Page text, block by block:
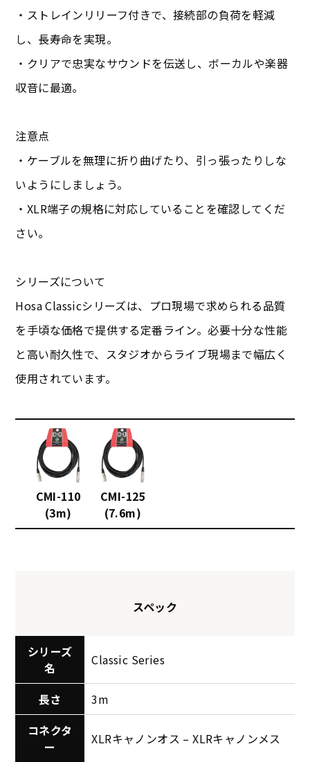
・ストレインリリーフ付きで、接続部の負荷を軽減
し、長寿命を実現。
・クリアで忠実なサウンドを伝送し、ボーカルや楽器
収音に最適。
注意点
・ケーブルを無理に折り曲げたり、引っ張ったりしな
いようにしましょう。
・XLR端子の規格に対応していることを確認してくだ
さい。
シリーズについて
Hosa Classicシリーズは、プロ現場で求められる品質
を手頃な価格で提供する定番ライン。必要十分な性能
と高い耐久性で、スタジオからライブ現場まで幅広く
使用されています。
CMI-110
(3m)
CMI-125
(7.6m)
スペック
シリーズ
名
Classic Series
長さ
3m
コネクタ
ー
XLRキャノンオス – XLRキャノンメス